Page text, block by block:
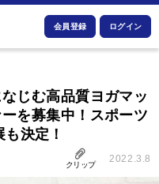
会員登録 ログイン
じむ高品質ヨガマッ
を募集中！スポーツ
決定！
クリップ
2022.3.8